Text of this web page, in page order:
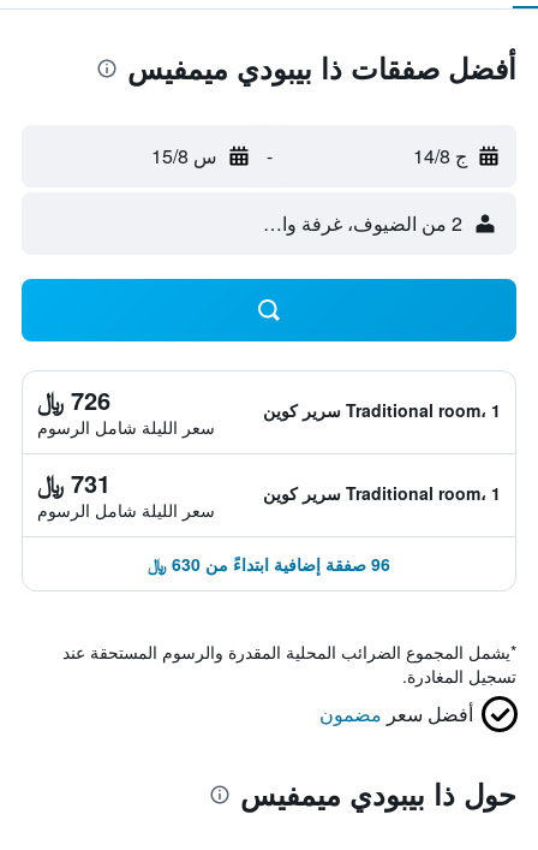
أفضل صفقات ذا بيبودي ميمفيس
ج 14/8 - س 15/8
2 من الضيوف، غرفة واحدة
Traditional room، 1 سرير كوين 726 ﷼
سعر الليلة شامل الرسوم
Traditional room، 1 سرير كوين 731 ﷼
سعر الليلة شامل الرسوم
96 صفقة إضافية ابتداءً من 630 ﷼
*يشمل المجموع الضرائب المحلية المقدرة والرسوم المستحقة عند
تسجيل المغادرة.
أفضل سعر مضمون
حول ذا بيبودي ميمفيس